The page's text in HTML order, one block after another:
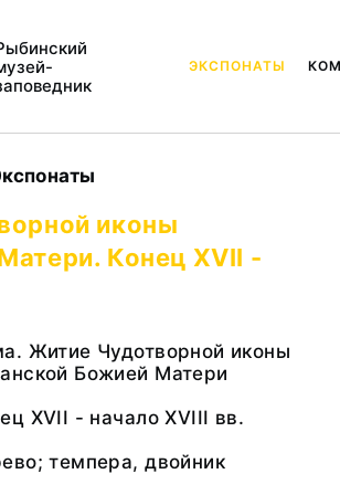
ЭКСПОНАТЫ
иконы
Конец XVII -
Житие Чудотворной иконы
Божией Матери
XVII - начало XVIII вв.
темпера, двойник